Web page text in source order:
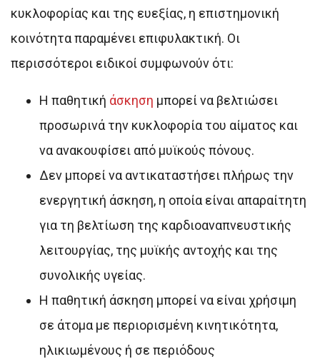
κυκλοφορίας και της ευεξίας, η επιστημονική
κοινότητα παραμένει επιφυλακτική. Οι
περισσότεροι ειδικοί συμφωνούν ότι:
Η παθητική άσκηση μπορεί να βελτιώσει
προσωρινά την κυκλοφορία του αίματος και
να ανακουφίσει από μυϊκούς πόνους.
Δεν μπορεί να αντικαταστήσει πλήρως την
ενεργητική άσκηση, η οποία είναι απαραίτητη
για τη βελτίωση της καρδιοαναπνευστικής
λειτουργίας, της μυϊκής αντοχής και της
συνολικής υγείας.
Η παθητική άσκηση μπορεί να είναι χρήσιμη
σε άτομα με περιορισμένη κινητικότητα,
ηλικιωμένους ή σε περιόδους